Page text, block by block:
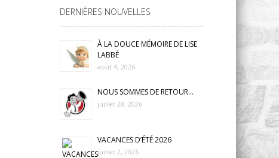
DERNIÈRES NOUVELLES
À LA DOUCE MÉMOIRE DE LISE
LABBÉ
août 4, 2026
NOUS SOMMES DE RETOUR…
juillet 28, 2026
VACANCES D’ÉTÉ 2026
juillet 2, 2026